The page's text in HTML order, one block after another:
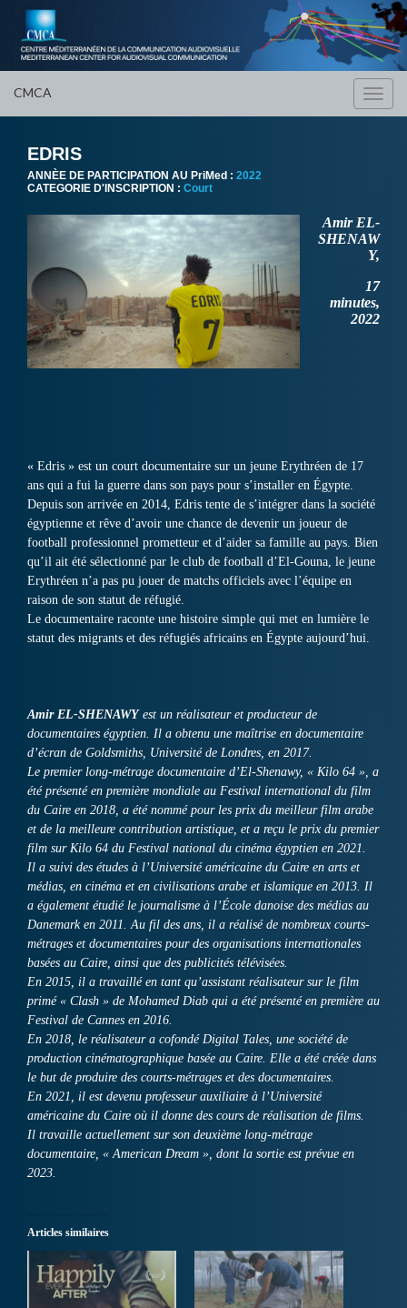
CMCA
EDRIS
ANNÈE DE PARTICIPATION AU PriMed : 2022
CATEGORIE D'INSCRIPTION : Court
Amir EL-
SHENAW
Y,
17
minutes,
2022
« Edris » est un court documentaire sur un jeune Erythréen de 17
ans qui a fui la guerre dans son pays pour s’installer en Égypte.
Depuis son arrivée en 2014, Edris tente de s’intégrer dans la société
égyptienne et rêve d’avoir une chance de devenir un joueur de
football professionnel prometteur et d’aider sa famille au pays. Bien
qu’il ait été sélectionné par le club de football d’El-Gouna, le jeune
Erythréen n’a pas pu jouer de matchs officiels avec l’équipe en
raison de son statut de réfugié.
Le documentaire raconte une histoire simple qui met en lumière le
statut des migrants et des réfugiés africains en Égypte aujourd’hui.
Amir EL-SHENAWY est un réalisateur et producteur de
documentaires égyptien. Il a obtenu une maîtrise en documentaire
d’écran de Goldsmiths, Université de Londres, en 2017.
Le premier long-métrage documentaire d’El-Shenawy, « Kilo 64 », a
été présenté en première mondiale au Festival international du film
du Caire en 2018, a été nommé pour les prix du meilleur film arabe
et de la meilleure contribution artistique, et a reçu le prix du premier
film sur Kilo 64 du Festival national du cinéma égyptien en 2021.
Il a suivi des études à l’Université américaine du Caire en arts et
médias, en cinéma et en civilisations arabe et islamique en 2013. Il
a également étudié le journalisme à l’École danoise des médias au
Danemark en 2011. Au fil des ans, il a réalisé de nombreux courts-
métrages et documentaires pour des organisations internationales
basées au Caire, ainsi que des publicités télévisées.
En 2015, il a travaillé en tant qu’assistant réalisateur sur le film
primé « Clash » de Mohamed Diab qui a été présenté en première au
Festival de Cannes en 2016.
En 2018, le réalisateur a cofondé Digital Tales, une société de
production cinématographique basée au Caire. Elle a été créée dans
le but de produire des courts-métrages et des documentaires.
En 2021, il est devenu professeur auxiliaire à l’Université
américaine du Caire où il donne des cours de réalisation de films.
Il travaille actuellement sur son deuxième long-métrage
documentaire, « American Dream », dont la sortie est prévue en
2023.
Articles similaires